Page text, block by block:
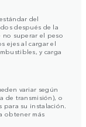
del
después de la
no superar el peso
ejes al cargar el
y carga
variar según
de transmisión), o
su instalación.
obtener más